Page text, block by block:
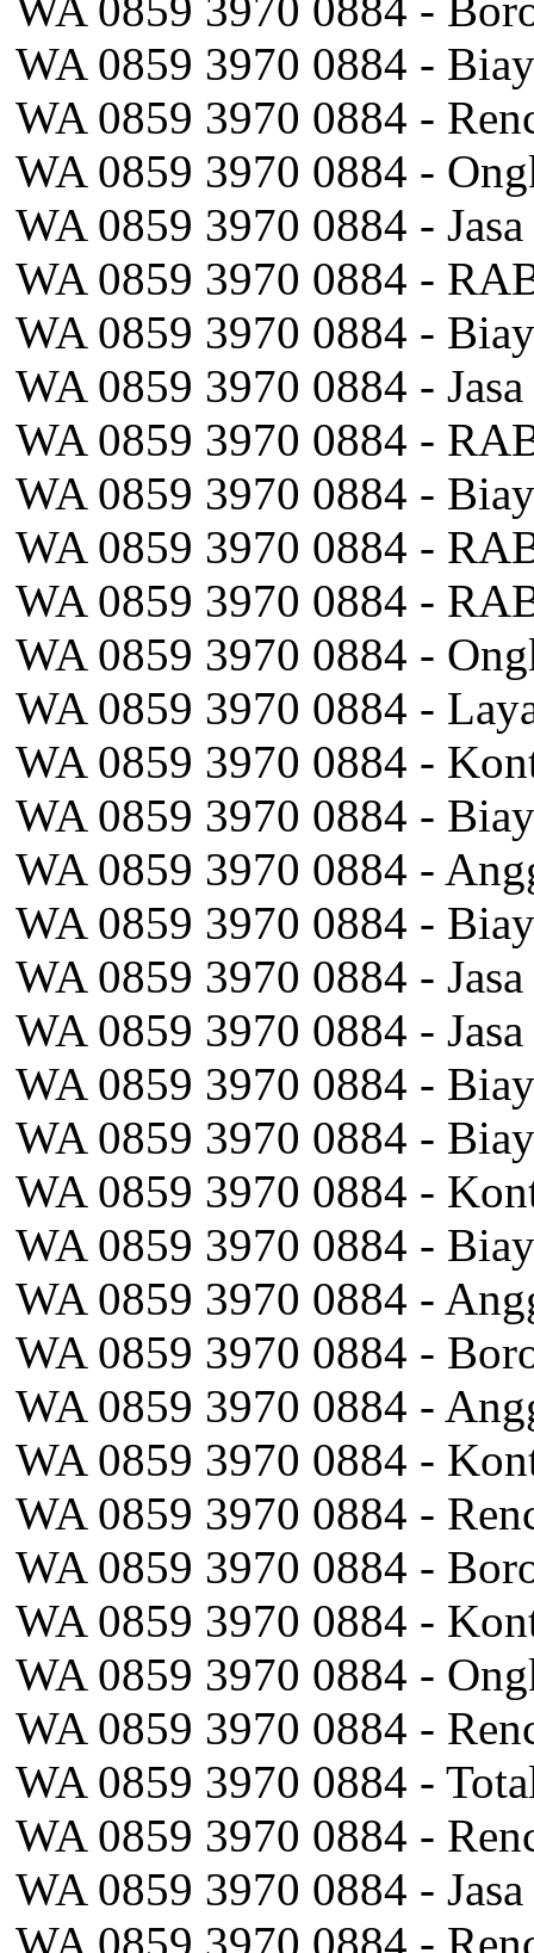
WA 0859 3970 0884 -
WA 0859 3970 0884 -
WA 0859 3970 0884 -
WA 0859 3970 0884 -
WA 0859 3970 0884 -
WA 0859 3970 0884 -
WA 0859 3970 0884 -
WA 0859 3970 0884 -
WA 0859 3970 0884 -
WA 0859 3970 0884 -
WA 0859 3970 0884 -
WA 0859 3970 0884 -
WA 0859 3970 0884 -
WA 0859 3970 0884 -
WA 0859 3970 0884 -
WA 0859 3970 0884 -
WA 0859 3970 0884 -
WA 0859 3970 0884 -
WA 0859 3970 0884 -
WA 0859 3970 0884 -
WA 0859 3970 0884 -
WA 0859 3970 0884 -
WA 0859 3970 0884 -
WA 0859 3970 0884 -
WA 0859 3970 0884 -
WA 0859 3970 0884 -
WA 0859 3970 0884 -
WA 0859 3970 0884 -
WA 0859 3970 0884 -
WA 0859 3970 0884 -
WA 0859 3970 0884 -
WA 0859 3970 0884 -
WA 0859 3970 0884 -
WA 0859 3970 0884 -
WA 0859 3970 0884 -
WA 0859 3970 0884 -